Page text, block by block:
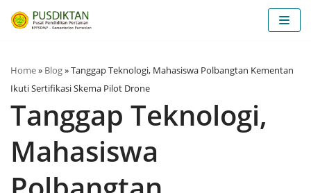
Lompat
ke
Home» Blog»Tanggap Teknologi, Mahasiswa Polbangtan Kementan
Ikuti Sertifikasi Skema Pilot Drone
Tanggap Teknologi,
Mahasiswa